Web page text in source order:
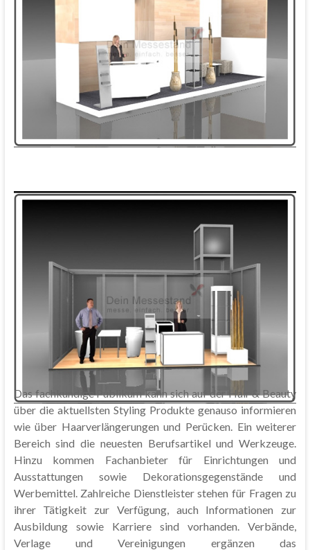
Das fachkundige Publikum kann sich auf der Hair & Beauty
über die aktuellsten Styling Produkte genauso informieren
wie über Haarverlängerungen und Perücken. Ein weiterer
Bereich sind die neuesten Berufsartikel und Werkzeuge.
Hinzu kommen Fachanbieter für Einrichtungen und
Ausstattungen sowie Dekorationsgegenstände und
Werbemittel. Zahlreiche Dienstleister stehen für Fragen zu
ihrer Tätigkeit zur Verfügung, auch Informationen zur
Ausbildung sowie Karriere sind vorhanden. Verbände,
Verlage und Vereinigungen ergänzen das